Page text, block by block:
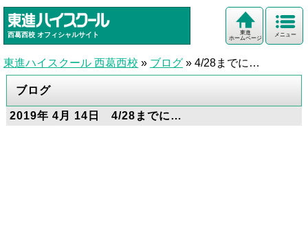
西葛西校 オフィシャルサイト メニュー
東進
ホームページ
東進ハイスクール 西葛西校 » ブログ » 4/28までに…
ブログ
2019年 4月 14日 4/28までに…